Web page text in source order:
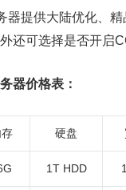
器提供大陆优化、
还可选择是否开启
器价格表：
硬盘
1T HDD